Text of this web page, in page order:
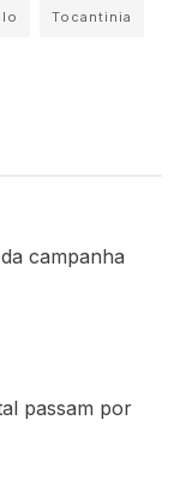
Tocantinia
campanha
passam por